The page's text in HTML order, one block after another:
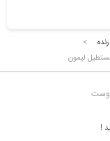
>
!